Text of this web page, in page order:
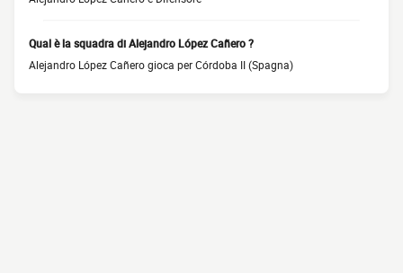
Qual è la squadra di Alejandro López Cañero ?
Alejandro López Cañero gioca per Córdoba II (Spagna)